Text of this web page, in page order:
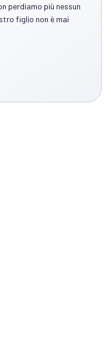
perdiamo più nessun
figlio non è mai